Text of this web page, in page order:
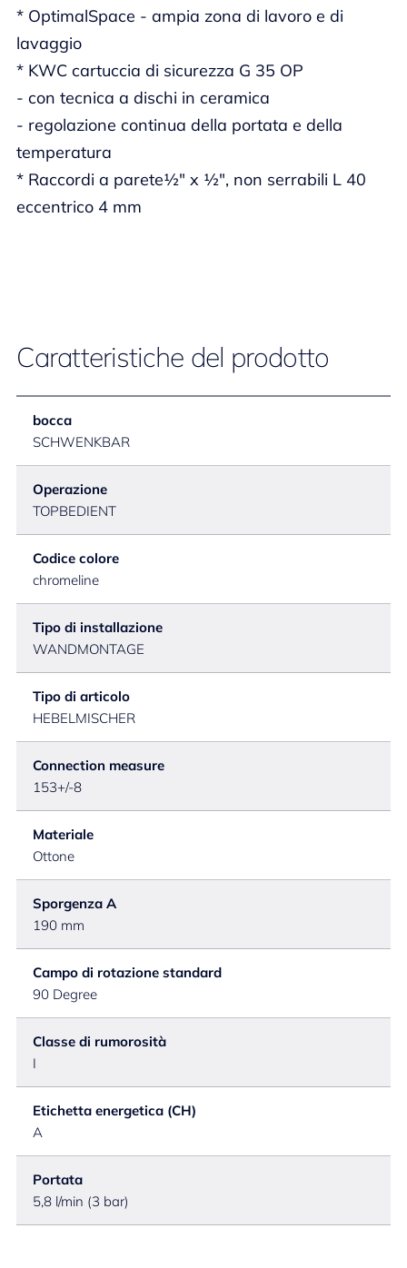
* OptimalSpace - ampia zona di lavoro e di
lavaggio
* KWC cartuccia di sicurezza G 35 OP
- con tecnica a dischi in ceramica
- regolazione continua della portata e della
temperatura
* Raccordi a parete½" x ½", non serrabili L 40
eccentrico 4 mm
Caratteristiche del prodotto
bocca
SCHWENKBAR
Operazione
TOPBEDIENT
Codice colore
chromeline
Tipo di installazione
WANDMONTAGE
Tipo di articolo
HEBELMISCHER
Connection measure
153+/-8
Materiale
Ottone
Sporgenza A
190 mm
Campo di rotazione standard
90 Degree
Classe di rumorosità
I
Etichetta energetica (CH)
A
Portata
5,8 l/min (3 bar)